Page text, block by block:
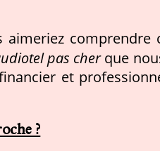
comprendre
pas cherque
et
?